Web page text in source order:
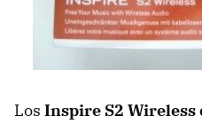
Los Inspire S2 Wireless